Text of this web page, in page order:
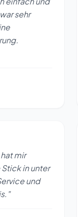
sehr
mir
in unter
und